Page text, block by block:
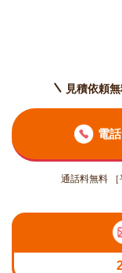
見積依頼
電
通話料無料 ［